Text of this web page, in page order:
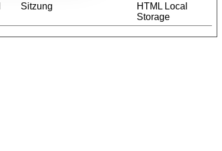
Sitzung
HTML Local
Storage